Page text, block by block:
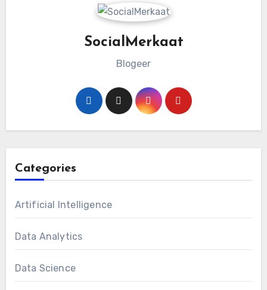
SocialMerkaat
Blogeer
Categories
Artificial Intelligence
Data Analytics
Data Science